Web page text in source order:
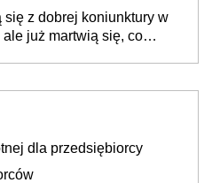
się z dobrej koniunktury w
ale już martwią się, co
dla przedsiębiorcy